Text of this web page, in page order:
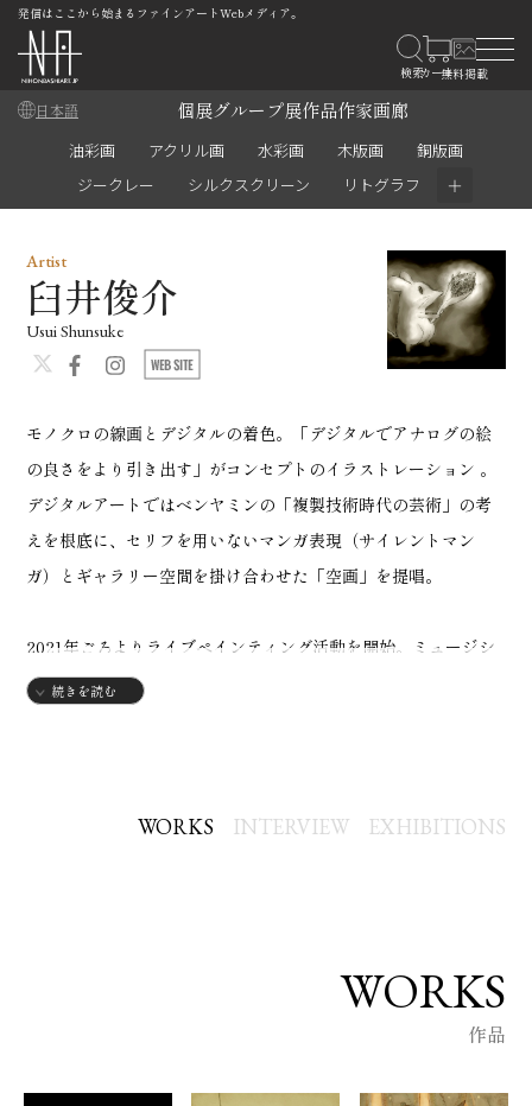
発信はここから始まるファインアートWebメディア。
日本語 個展グループ展作品作家画廊
油彩画 アクリル画 水彩画 木版画
銅版画
ジークレー
シルクスクリーン リトグラフ ＋
モノクロの線画とデジタルの着色。「デジタルでアナログの絵
の良さをより引き出す」がコンセプトのイラストレーション 。
デジタルアートではベンヤミンの「複製技術時代の芸術」の考
えを根底に、セリフを用いないマンガ表現（サイレントマン
ガ）とギャラリー空間を掛け合わせた「空画」を提唱。
2021年ごろよりライブペインティング活動を開始。ミュージシ
ャンや詠み手とのセッションの中で、場と人とのアウラを即興
・広島県呉市出身
トトーマツグループ『Fair and Beyond』漫画作画 太平洋諸島
続きを読む
Artist
臼井俊介
Usui Shunsuke
WORKS INTERVIEW EXHIBITIONS
WORKS
作品